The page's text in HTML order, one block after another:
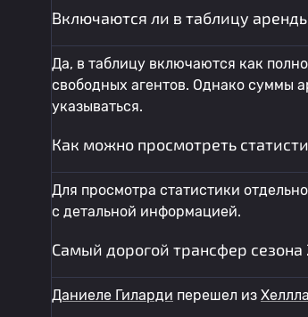
Включаются ли в таблицу
Да, в таблицу включаются как
свободных агентов. Однако суммы
указываться.
Как можно просмотреть
Для просмотра статистики
с детальной информацией.
Самый дорогой трансфер
Даниеле Гиларди перешел из